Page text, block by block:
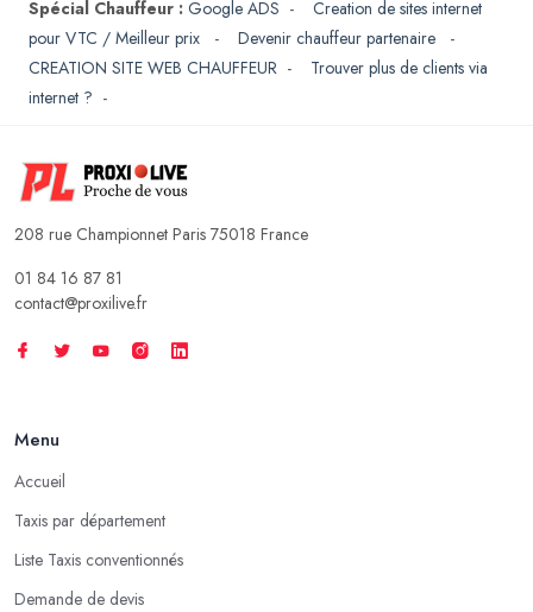
Spécial Chauffeur : Google ADS - Creation de sites internet
pour VTC / Meilleur prix
- Devenir chauffeur partenaire
-
CREATION SITE WEB CHAUFFEUR - Trouver plus de clients via
internet ? -
208 rue Championnet Paris 75018 France
01 84 16 87 81
contact@proxilive.fr
Menu
Accueil
Taxis par département
Liste Taxis conventionnés
Demande de devis